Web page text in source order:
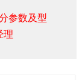
参数及型
理